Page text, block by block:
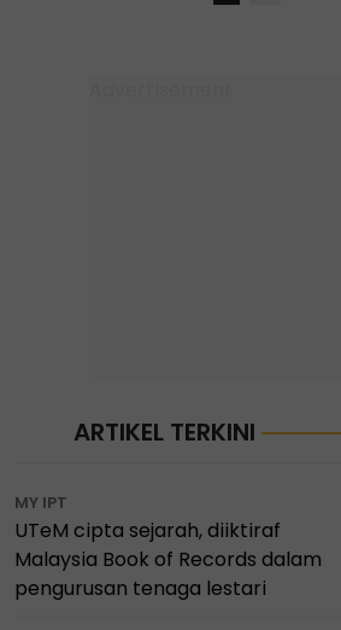
ARTIKEL TERKINI
MY IPT
UTeM cipta sejarah, diiktiraf
Malaysia Book of Records dalam
pengurusan tenaga lestari